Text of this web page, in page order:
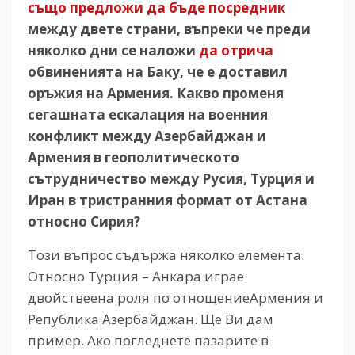
също предложи да бъде посредник
между двете страни, въпреки че преди
няколко дни се наложи да отрича
обвиненията на Баку, че е доставил
оръжия на Армения. Какво променя
сегашната ескалация на военния
конфликт между Азербайджан и
Армения в геополитическото
сътрудничество между Русия, Турция и
Иран в тристранния формат от Астана
относно Сирия?
Този въпрос съдържа няколко елемента.
Относно Турция – Анкара играе
двойствеена роля по отнощениеАрмения и
Република Азербайджан. Ще Ви дам
пример. Ако погледнете пазарите в